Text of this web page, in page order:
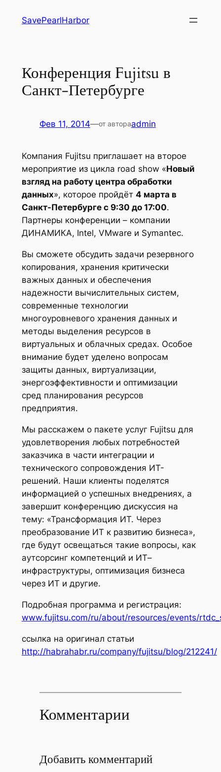
SavePearlHarbor
Конференция Fujitsu в
Санкт-Петербурге
Фев 11, 2014—от автораadmin
Компания Fujitsu приглашает на второе
мероприятие из цикла road show «Новый
взгляд на работу центра обработки
данных», которое пройдёт 4 марта в
Санкт-Петербурге с 9:30 до 17:00.
Партнеры конференции – компании
ДИНАМИКА, Intel, VMware и Symantec.
Вы сможете обсудить задачи резервного
копирования, хранения критически
важных данных и обеспечения
надежности вычислительных систем,
современные технологии
многоуровневого хранения данных и
методы выделения ресурсов в
виртуальных и облачных средах. Особое
внимание будет уделено вопросам
защиты данных, виртуализации,
энергоэффективности и оптимизации
сред планирования ресурсов
предприятия.
Мы расскажем о пакете услуг Fujitsu для
удовлетворения любых потребностей
заказчика в части интеграции и
технического сопровождения ИТ-
решений. Наши клиенты поделятся
информацией о успешных внедрениях, а
завершит конференцию дискусcия на
тему: «Трансформация ИТ. Через
преобразование ИТ к развитию бизнеса»,
где будут освещаться такие вопросы, как
аутсорсинг компетенций и ИТ–
инфраструктуры, оптимизация бизнеса
через ИТ и другие.
Подробная программа и регистрация:
www.fujitsu.com/ru/about/resources/events/
ссылка на оригинал статьи
http://habrahabr.ru/company/fujitsu/blog/212241/
Комментарии
Добавить комментарий